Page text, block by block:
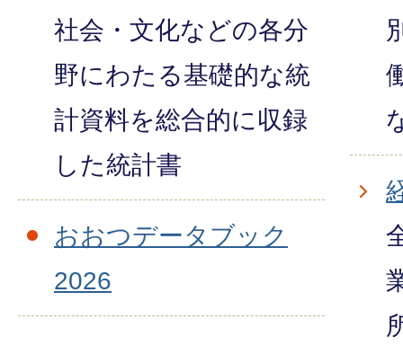
社会・文化などの各分
野にわたる基礎的な統
計資料を総合的に収録
した統計書
おおつデータブック
2026